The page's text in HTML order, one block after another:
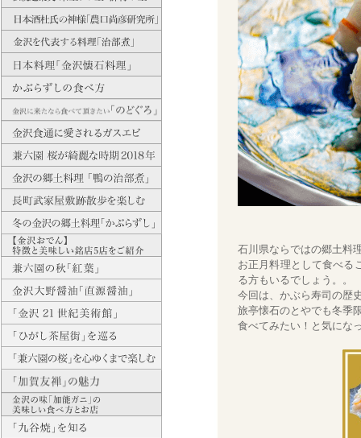
石川県ならではの郷土料
お正月料理として食べる
る方もいるでしょう。。
今回は、かぶら寿司の歴
旅亭懐石のとやでも冬季
食べてみたい！と気にな